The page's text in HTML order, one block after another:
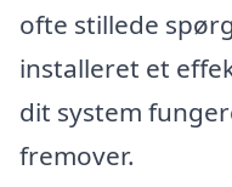
ofte stillede
installeret et
dit system
fremover.